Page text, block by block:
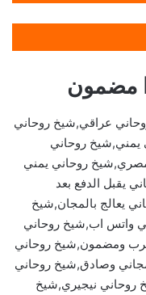
مضمون
عراقي,شيخ روحاني
يمني,شيخ روحاني
روحاني يمني
يقبل الدفع بعد
يعالج بالمجان,شيخ
واتس اب,شيخ روحاني
ومضمون,شيخ روحاني
وصادق,شيخ روحاني
روحاني نيجيري,شيخ